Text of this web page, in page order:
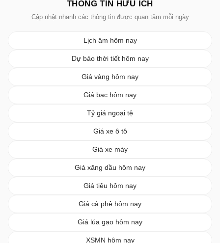
THÔNG TIN HỮU ÍCH
Cập nhật nhanh các thông tin được quan tâm mỗi ngày
Lịch âm hôm nay
Dự báo thời tiết hôm nay
Giá vàng hôm nay
Giá bạc hôm nay
Tỷ giá ngoại tệ
Giá xe ô tô
Giá xe máy
Giá xăng dầu hôm nay
Giá tiêu hôm nay
Giá cà phê hôm nay
Giá lúa gạo hôm nay
XSMN hôm nay